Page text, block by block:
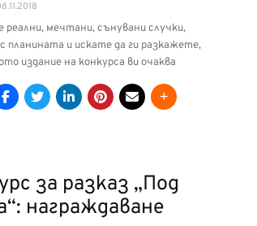
реални, мечтани, сънувани случки,
планината и искате да ги разкажете,
издание на конкурса ви очаква
за разказ „Под
награждаване